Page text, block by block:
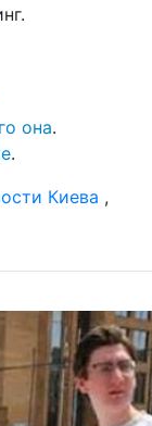
она.
.
Киева ,